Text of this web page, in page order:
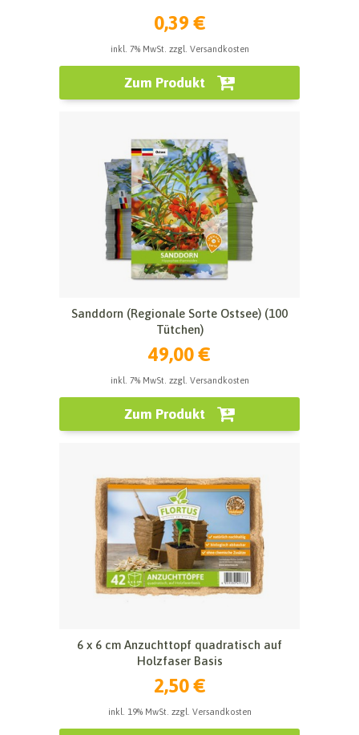
0,39 €
inkl. 7% MwSt. zzgl. Versandkosten
Zum Produkt
Sanddorn (Regionale Sorte Ostsee) (100
Tütchen)
49,00 €
inkl. 7% MwSt. zzgl. Versandkosten
Zum Produkt
6 x 6 cm Anzuchttopf quadratisch auf
Holzfaser Basis
2,50 €
inkl. 19% MwSt. zzgl. Versandkosten